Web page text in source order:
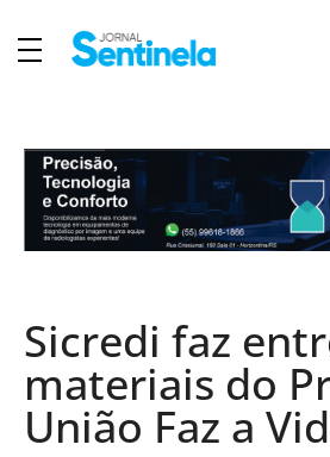
Sicredi faz
materiais do
União Faz a